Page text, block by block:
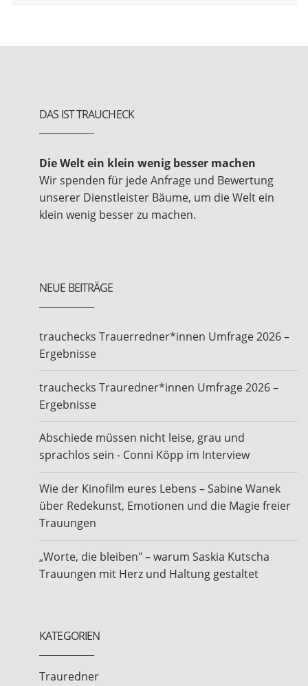
DAS IST TRAUCHECK
Die Welt ein klein wenig besser machen
Wir spenden für jede Anfrage und Bewertung
unserer Dienstleister Bäume, um die Welt ein
klein wenig besser zu machen.
NEUE BEITRÄGE
trauchecks Trauerredner*innen Umfrage 2026 –
Ergebnisse
trauchecks Trauredner*innen Umfrage 2026 –
Ergebnisse
Abschiede müssen nicht leise, grau und
sprachlos sein - Conni Köpp im Interview
Wie der Kinofilm eures Lebens – Sabine Wanek
über Redekunst, Emotionen und die Magie freier
Trauungen
„Worte, die bleiben" – warum Saskia Kutscha
Trauungen mit Herz und Haltung gestaltet
KATEGORIEN
Trauredner